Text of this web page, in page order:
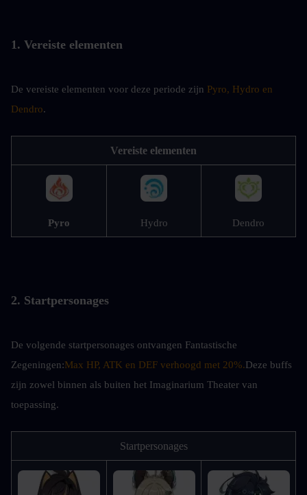
1. Vereiste elementen
De vereiste elementen voor deze periode zijn Pyro, Hydro en
Dendro.
Vereiste elementen
Pyro Hydro Dendro
2. Startpersonages
De volgende startpersonages ontvangen Fantastische
Zegeningen:Max HP, ATK en DEF verhoogd met 20%.Deze buffs
zijn zowel binnen als buiten het Imaginarium Theater van
toepassing.
Startpersonages